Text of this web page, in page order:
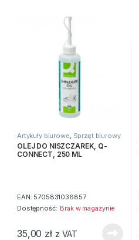
Artykuły biurowe Sprzęt biurowy
OLEJ DO NISZCZAREK, Q-
CONNECT, 250 ML
EAN: 5705831036857
Dostępność: Brak w magazynie
35,00 zł z VAT